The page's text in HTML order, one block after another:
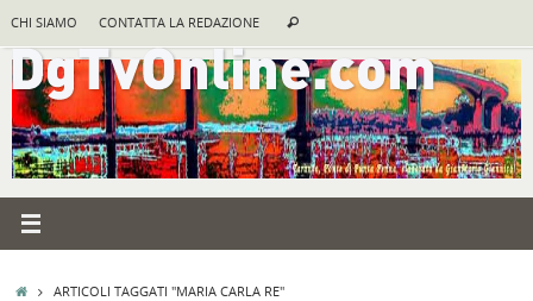
contenuto
CHI SIAMO CONTATTA LA REDAZIONE Cerca
HOMEARTICOLI TAGGATI "MARIA CARLA RE"